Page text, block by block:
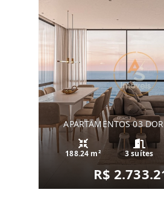
APARTAMENTOS 03
188.24 m² 3 suítes
R$